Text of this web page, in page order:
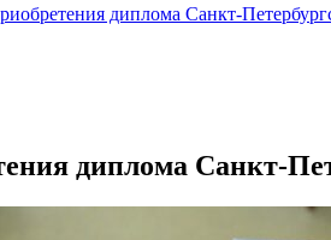
диплома Санкт-
диплома Санкт-